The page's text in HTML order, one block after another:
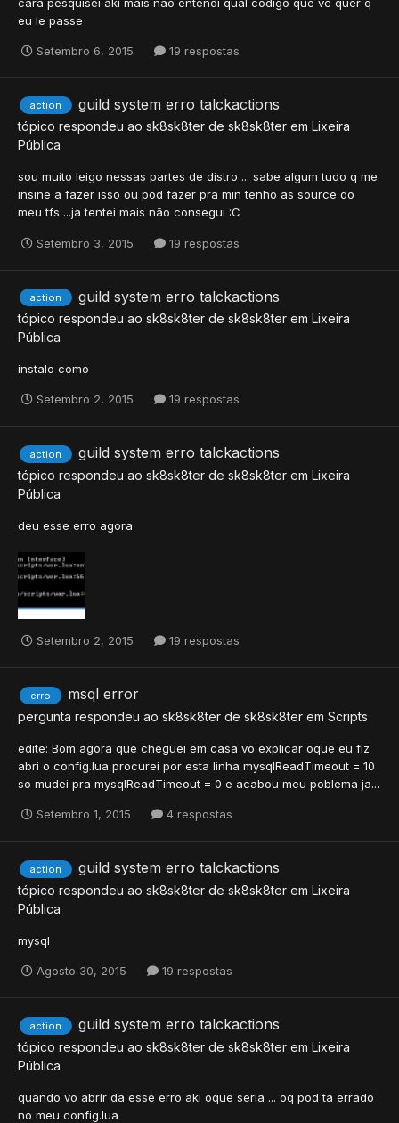
eu le passe
Setembro 6, 2015 19 respostas
action guild system erro talckactions
tópico respondeu ao sk8sk8ter de sk8sk8ter em Lixeira
Pública
sou muito leigo nessas partes de distro ... sabe algum tudo q me
insine a fazer isso ou pod fazer pra min tenho as source do
meu tfs ...ja tentei mais não consegui :C
Setembro 3, 2015 19 respostas
action guild system erro talckactions
tópico respondeu ao sk8sk8ter de sk8sk8ter em Lixeira
Pública
instalo como
Setembro 2, 2015 19 respostas
action guild system erro talckactions
tópico respondeu ao sk8sk8ter de sk8sk8ter em Lixeira
Pública
deu esse erro agora
Setembro 2, 2015 19 respostas
erro msql error
pergunta respondeu ao sk8sk8ter de sk8sk8ter em Scripts
edite: Bom agora que cheguei em casa vo explicar oque eu fiz
abri o config.lua procurei por esta linha mysqlReadTimeout = 10
so mudei pra mysqlReadTimeout = 0 e acabou meu poblema ja...
Setembro 1, 2015 4 respostas
action guild system erro talckactions
tópico respondeu ao sk8sk8ter de sk8sk8ter em Lixeira
Pública
mysql
Agosto 30, 2015 19 respostas
action guild system erro talckactions
tópico respondeu ao sk8sk8ter de sk8sk8ter em Lixeira
Pública
quando vo abrir da esse erro aki oque seria ... oq pod ta errado
no meu config.lua